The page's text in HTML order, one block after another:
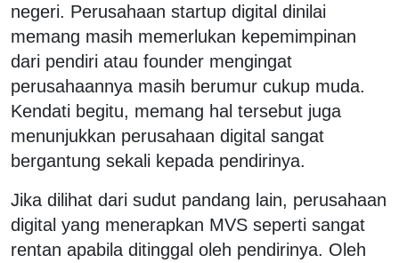
negeri. Perusahaan startup digital dinilai
memang masih memerlukan kepemimpinan
dari pendiri atau founder mengingat
perusahaannya masih berumur cukup muda.
Kendati begitu, memang hal tersebut juga
menunjukkan perusahaan digital sangat
bergantung sekali kepada pendirinya.
Jika dilihat dari sudut pandang lain, perusahaan
digital yang menerapkan MVS seperti sangat
rentan apabila ditinggal oleh pendirinya. Oleh